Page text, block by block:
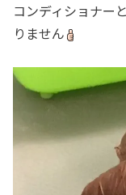
コンディショナー
りません